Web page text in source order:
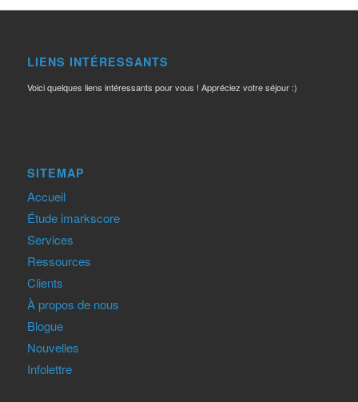
LIENS INTÉRESSANTS
Voici quelques liens intéressants pour vous ! Appréciez votre séjour :)
SITEMAP
Accueil
Étude imarkscore
Services
Ressources
Clients
À propos de nous
Blogue
Nouvelles
Infolettre